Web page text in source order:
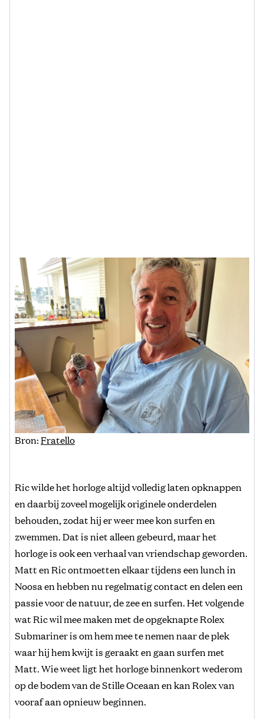
Bron:Fratello
Ric wilde het horloge altijd volledig laten opknappen
en daarbij zoveel mogelijk originele onderdelen
behouden, zodat hij er weer mee kon surfen en
zwemmen. Dat is niet alleen gebeurd, maar het
horloge is ook een verhaal van vriendschap geworden.
Matt en Ric ontmoetten elkaar tijdens een lunch in
Noosa en hebben nu regelmatig contact en delen een
passie voor de natuur, de zee en surfen. Het volgende
wat Ric wil mee maken met de opgeknapte Rolex
Submariner is om hem mee te nemen naar de plek
waar hij hem kwijt is geraakt en gaan surfen met
Matt. Wie weet ligt het horloge binnenkort wederom
op de bodem van de Stille Oceaan en kan Rolex van
vooraf aan opnieuw beginnen.